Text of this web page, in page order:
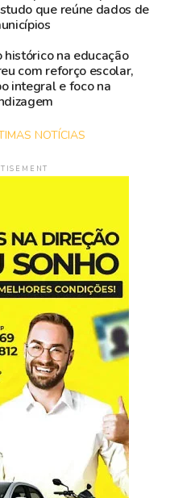
que reúne dados de
histórico na educação
com reforço escolar,
integral e foco na
NOTÍCIAS